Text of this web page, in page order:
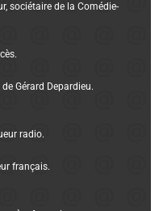
sociétaire de la Comédie-
Gérard Depardieu.
radio.
français.